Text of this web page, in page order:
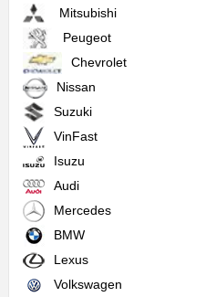
Mitsubishi
Peugeot
Chevrolet
Nissan
Suzuki
VinFast
Isuzu
Audi
Mercedes
BMW
Lexus
Volkswagen